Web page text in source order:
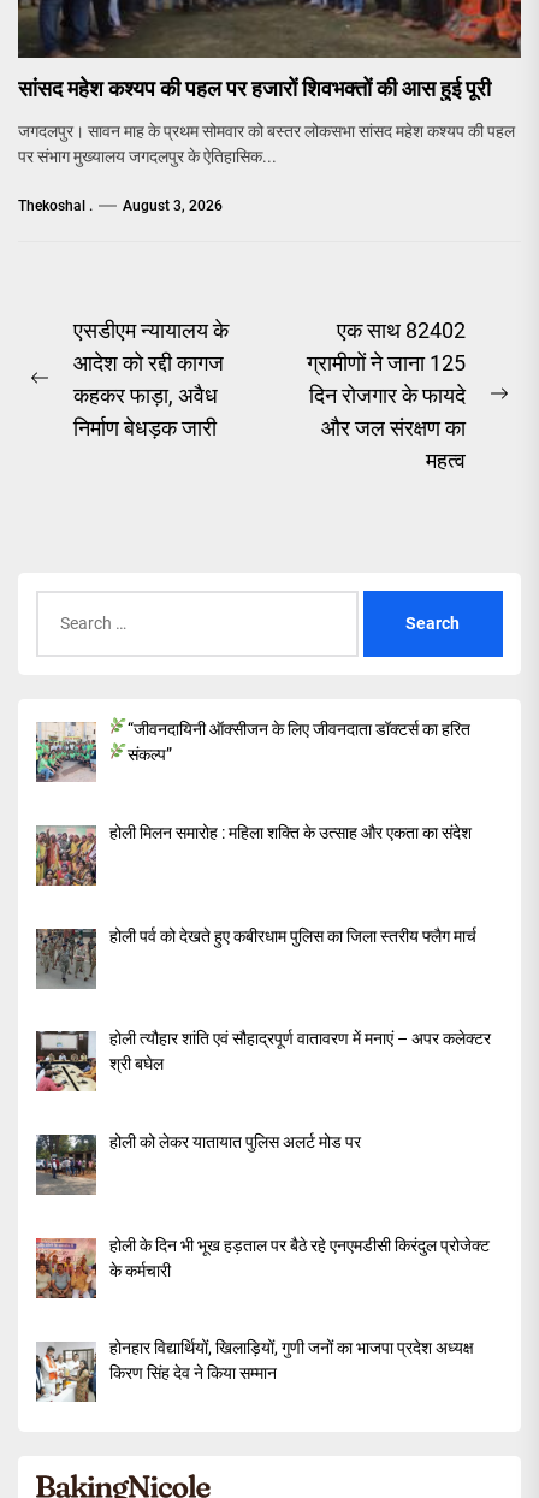
सांसद महेश कश्यप की पहल पर हजारों शिवभक्तों की आस हुई पूरी
जगदलपुर। सावन माह के प्रथम सोमवार को बस्तर लोकसभा सांसद महेश कश्यप की पहल
पर संभाग मुख्यालय जगदलपुर के ऐतिहासिक...
Thekoshal . August 3, 2026
Post
navigation
Previous
post:
एसडीएम न्यायालय के
आदेश को रद्दी कागज
कहकर फाड़ा, अवैध
निर्माण बेधड़क जारी
एक साथ 82402
ग्रामीणों ने जाना 125
दिन रोजगार के फायदे
और जल संरक्षण का
महत्व
for:
“जीवनदायिनी ऑक्सीजन के लिए जीवनदाता डॉक्टर्स का हरित
संकल्प”
होली मिलन समारोह : महिला शक्ति के उत्साह और एकता का संदेश
होली पर्व को देखते हुए कबीरधाम पुलिस का जिला स्तरीय फ्लैग मार्च
होली त्यौहार शांति एवं सौहाद्रपूर्ण वातावरण में मनाएं – अपर कलेक्टर
श्री बघेल
होली को लेकर यातायात पुलिस अलर्ट मोड पर
होली के दिन भी भूख हड़ताल पर बैठे रहे एनएमडीसी किरंदुल प्रोजेक्ट
के कर्मचारी
होनहार विद्यार्थियों, खिलाड़ियों, गुणी जनों का भाजपा प्रदेश अध्यक्ष
किरण सिंह देव ने किया सम्मान